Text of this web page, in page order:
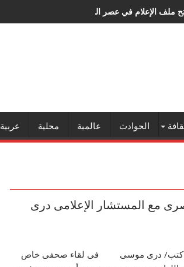
ملف الإعلام في عصر الذكاء الاصطناعي
الحوادث عالمية محلية عربية
مع المستشار الإعلامى درى
كتب/ درى موسى فى لقاء صحفى خاص